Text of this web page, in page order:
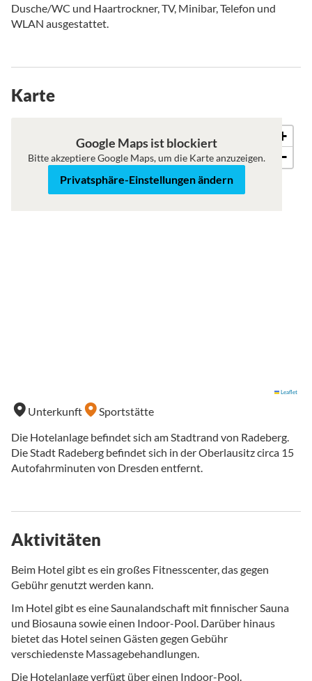
Dusche/WC und Haartrockner, TV, Minibar, Telefon und
WLAN ausgestattet.
Karte
Satellit
+
−
Leaflet
Google Maps ist blockiert
Bitte akzeptiere Google Maps, um die Karte anzuzeigen.
Privatsphäre-Einstellungen ändern
Unterkunft
Sportstätte
Die Hotelanlage befindet sich am Stadtrand von Radeberg.
Die Stadt Radeberg befindet sich in der Oberlausitz circa 15
Autofahrminuten von Dresden entfernt.
Aktivitäten
Beim Hotel gibt es ein großes Fitnesscenter, das gegen
Gebühr genutzt werden kann.
Im Hotel gibt es eine Saunalandschaft mit finnischer Sauna
und Biosauna sowie einen Indoor-Pool. Darüber hinaus
bietet das Hotel seinen Gästen gegen Gebühr
verschiedenste Massagebehandlungen.
Die Hotelanlage verfügt über einen Indoor-Pool.